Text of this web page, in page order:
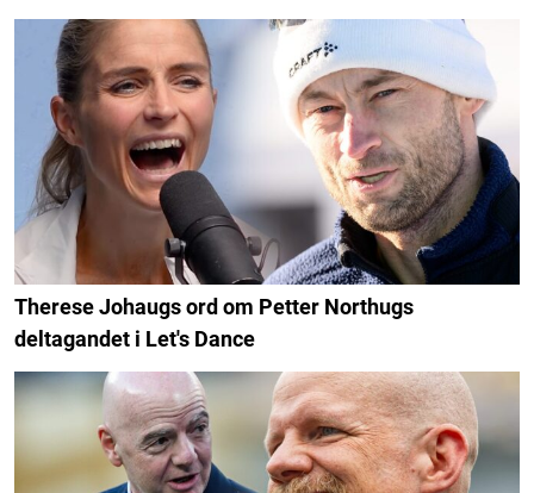
Therese Johaugs ord om Petter Northugs
deltagandet i Let's Dance